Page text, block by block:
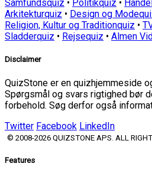
Samfundsquiz • Politikquiz •
Arkitekturquiz • Design og
Religion, Kultur og Traditionquiz •
Sladderquiz • Rejsequiz • Almen
Disclaimer
QuizStone er en quizhjemmeside
Spørgsmål og svars rigtighed bør
forbehold. Søg derfor også
Twitter Facebook LinkedIn
© 2008-2026 QUIZSTONE APS. ALL
Features